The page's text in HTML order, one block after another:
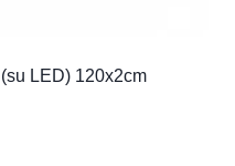
LED) 120x2cm